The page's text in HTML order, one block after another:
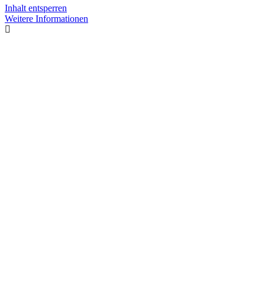
Inhalt entsperren
Weitere Informationen